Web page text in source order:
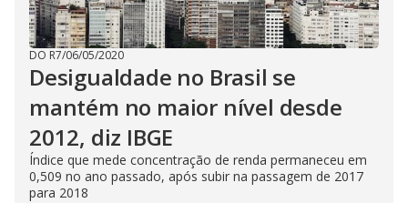
DO R7/06/05/2020
Desigualdade no Brasil se
mantém no maior nível desde
2012, diz IBGE
Índice que mede concentração de renda permaneceu em
0,509 no ano passado, após subir na passagem de 2017
para 2018